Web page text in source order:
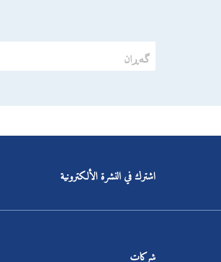
اشترك في النشرة الألكترونية
شركات